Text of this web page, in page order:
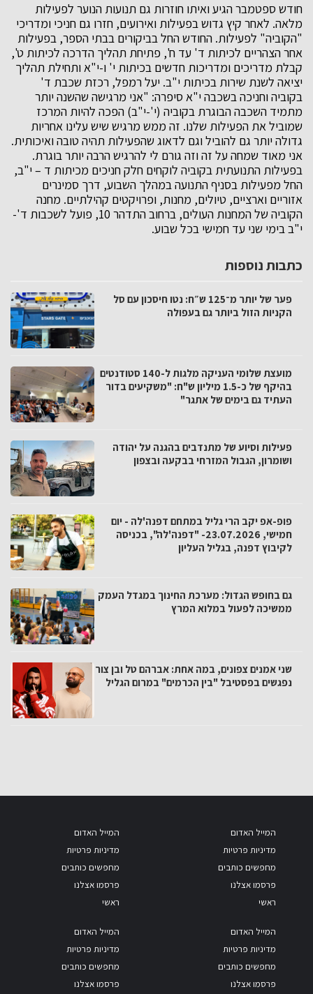
חודש ספטמבר הגיע ואיתו חוזרות גם תנועות הנוער לפעילות
מלאה. לאחר קיץ גדוש בפעילות ואירועים, חזרו גם חניכי ומדריכי
"הקוביה" לפעילות. החודש החל בביקורים בבתי הספר, בפעילות
אחר הצהריים לכיתות ד' עד ח', פתיחת תהליך הדרכה לכיתות ט',
קבלת מדריכים ומדריכות חדשים בכיתות י' ו-י"א ותחילת תהליך
יציאה לשנת שירות בכיתות י"ב. יעל רמפל, רכזת שכבת ד'
בקוביה וחניכה בשכבה י"א סיפרה: "אני מרגישה שהשנה יותר
מתמיד השכבה הבוגרת בקוביה (י'-י"ב) הפכה להיות המרכז
שמוביל את הפעילות שלנו. זה ממש מרגיש שיש עלינו אחריות
גדולה יותר גם להוביל וגם לדאוג שהפעילות תהיה טובה ואיכותית.
אני מאוד שמחה על זה וזה גורם לי להרגיש הרבה יותר בוגרת.
בפעילות התנועתית בקוביה לוקחים חלק חניכים מכיתות ד – י"ב,
החל מפעילות בסניף התנועה במהלך השבוע, דרך סמינרים
אזוריים וארציים, טיולים, מחנות, ופרויקטים קהילתיים. מחנה
הקוביה של המחנות העולים, ברחוב התדהר 10, פועל לשכבות ד'-
י"ב בימי שני עד חמישי בכל שבוע.
כתבות נוספות
פער של יותר מ־125 ש״ח: נטו חיסכון עם סל
הקניות הזול ביותר גם בעפולה
מועצת שלומי העניקה מלגות ל-140 סטודנטים
בהיקף של כ-1.5 מיליון ש"ח: "משקיעים בדור
העתיד גם בימים של אתגר"
פעילות וסיוע של מתנדבים בהגנה על יהודה
ושומרון, הגבול המזרחי בבקעה ובצפון
פופ-אפ יקב הרי גליל במתחם דפנה'לה - יום
חמישי, 23.07.2026- "דפנה'לה", בכניסה
לקיבוץ דפנה, בגליל העליון
גם בחופש הגדול: מערכת החינוך במגדל העמק
ממשיכה לפעול במלוא המרץ
שני אמנים צפונים, במה אחת: אברהם טל ובן צור
נפגשים בפסטיבל "בין הכרמים" במרום הגליל
המייל האדום
מדיניות פרטיות
מחפשים כותבים
פרסמו אצלנו
ראשי
המייל האדום
מדיניות פרטיות
מחפשים כותבים
פרסמו אצלנו
ראשי
המייל האדום
מדיניות פרטיות
מחפשים כותבים
פרסמו אצלנו
המייל האדום
מדיניות פרטיות
מחפשים כותבים
פרסמו אצלנו